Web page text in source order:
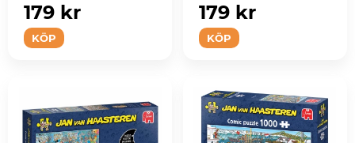
KÖP
179 kr
KÖP
179 kr